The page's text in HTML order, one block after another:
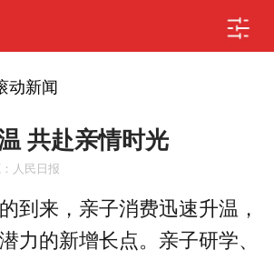
动新闻
共赴亲情时光
人民日报
到来，亲子消费迅速升温，
力的新增长点。亲子研学、